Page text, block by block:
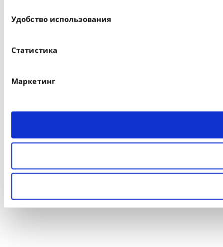
Удобство использования
Статистика
Маркетинг